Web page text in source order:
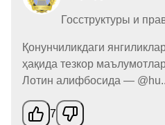
Госструктуры и
Қонунчиликдаги
ҳақида тезкор
Лотин алифбосида —
7